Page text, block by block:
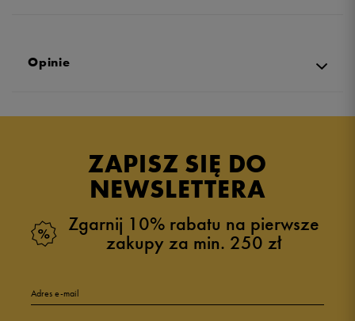
Opinie
ZAPISZ SIĘ DO
NEWSLETTERA
Zgarnij 10% rabatu na pierwsze
zakupy za min. 250 zł
Adres e-mail